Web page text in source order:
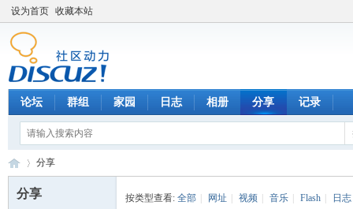
设为首页 收藏本站
论坛 群组 家园 日志 相册 分享 记录
分享
分享 按类型查看: 全部 网址 视频 音乐 Flash 日志